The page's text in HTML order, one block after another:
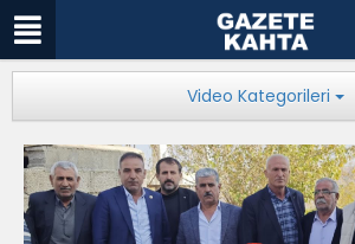
Video Kategorileri